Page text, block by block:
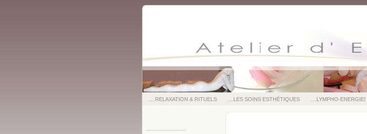
.....RELAXATION & RITUELS ....LES SOINS ESTHÉTIQUES ....LYMPHO-ENERGIE!